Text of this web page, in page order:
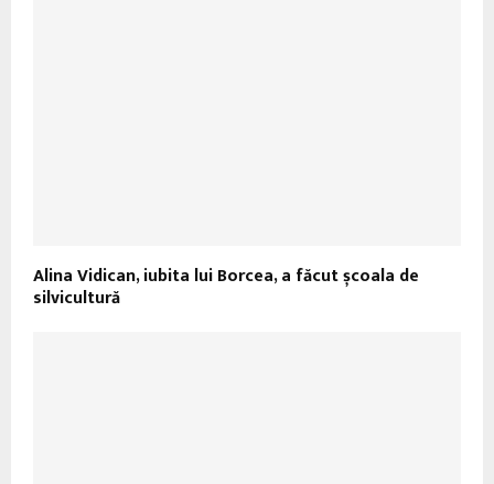
Alina Vidican, iubita lui Borcea, a făcut școala de
silvicultură